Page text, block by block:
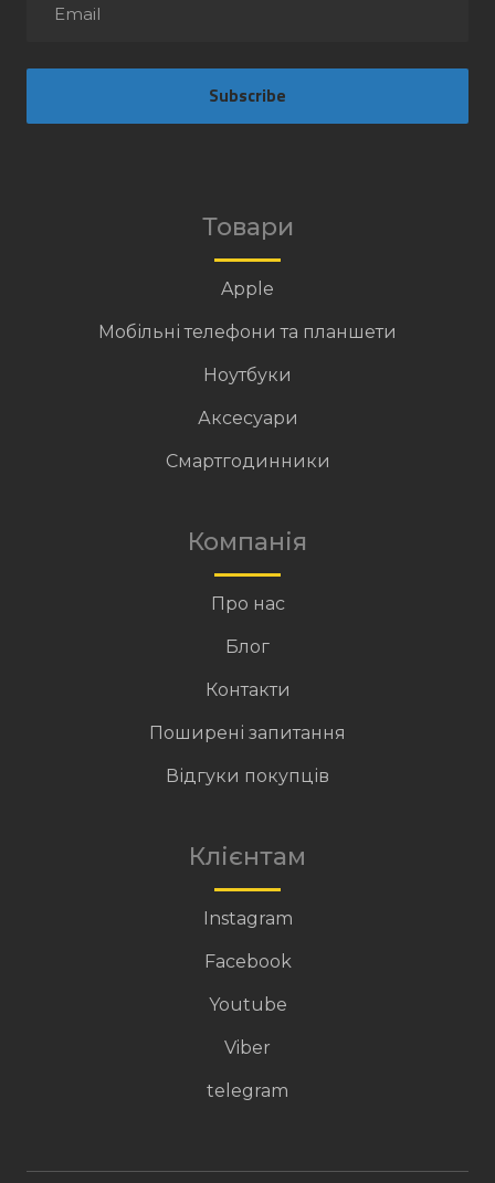
Subscribe
Товари
Apple
Мобільні телефони та планшети
Ноутбуки
Аксесуари
Смартгодинники
Компанія
Про нас
Блог
Контакти
Поширені запитання
Відгуки покупців
Клієнтам
Instagram
Facebook
Youtube
Viber
telegram